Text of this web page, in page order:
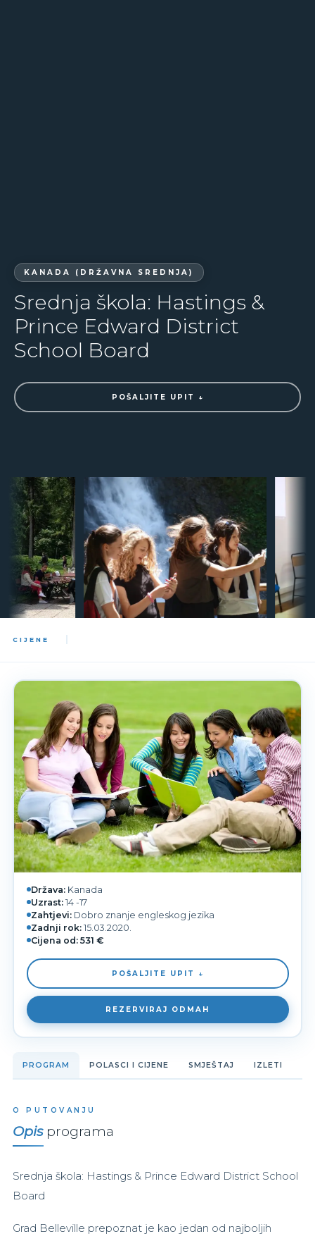
KANADA (DRŽAVNA SREDNJA)
Srednja škola: Hastings &
Prince Edward District
School Board
POŠALJITE UPIT ↓
CIJENE
Država:Kanada
Uzrast:14 -17
Zahtjevi:Dobro znanje engleskog jezika
Zadnji rok:15.03.2020.
Cijena od: 531 €
POŠALJITE UPIT ↓
REZERVIRAJ ODMAH
PROGRAM POLASCI I CIJENE SMJEŠTAJ IZLETI
O PUTOVANJU
Opisprograma
Srednja škola: Hastings & Prince Edward District School
Board
Grad Belleville prepoznat je kao jedan od najboljih